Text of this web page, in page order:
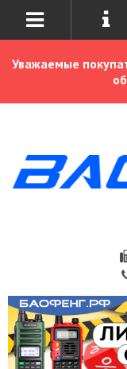
Уважаемые